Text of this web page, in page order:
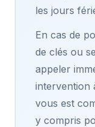
les jours
En cas de
de clés ou
appeler
intervention
vous est
y compris